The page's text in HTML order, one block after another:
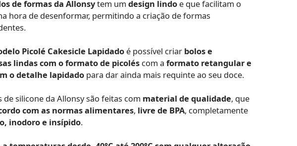
de formas da Allonsytem umdesign lindo e que facilitam o
hora de desenformar, permitindo a criação de formas
Picolé Cakesicle Lapidado é possível criar bolos e
lindas com o formato de picolés com aformato retangular e
o detalhe lapidado para dar ainda mais requinte ao seu doce.
de silicone da Allonsy são feitas com material de qualidade, que
com as normas alimentares, livre de BPA, completamente
o, inodoro e insípido.